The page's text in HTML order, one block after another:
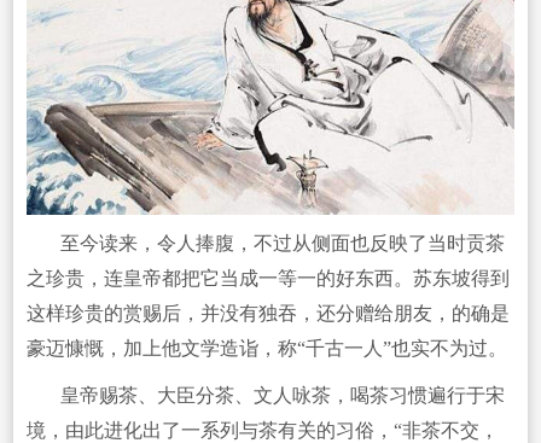
至今读来，令人捧腹，不过从侧面也反映了当时贡茶
之珍贵，连皇帝都把它当成一等一的好东西。苏东坡得到
这样珍贵的赏赐后，并没有独吞，还分赠给朋友，的确是
豪迈慷慨，加上他文学造诣，称“千古一人”也实不为过。
皇帝赐茶、大臣分茶、文人咏茶，喝茶习惯遍行于宋
境，由此进化出了一系列与茶有关的习俗，“非茶不交，